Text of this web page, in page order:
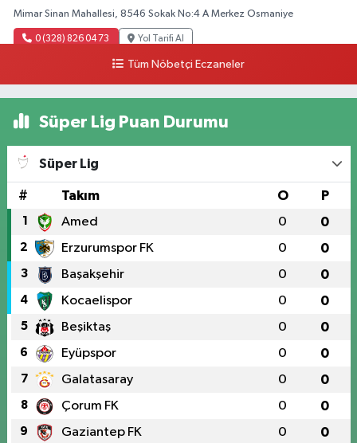
Mimar Sinan Mahallesi, 8546 Sokak No:4 A Merkez Osmaniye
0 (328) 826 04 73 Yol Tarifi Al
Tüm Nöbetçi Eczaneler
Süper Lig Puan Durumu
Süper Lig
# Takım O P
1 Amed 0 0
2 Erzurumspor FK 0 0
3 Başakşehir 0 0
4 Kocaelispor 0 0
5 Beşiktaş 0 0
6 Eyüpspor 0 0
7 Galatasaray 0 0
8 Çorum FK 0 0
9 Gaziantep FK 0 0